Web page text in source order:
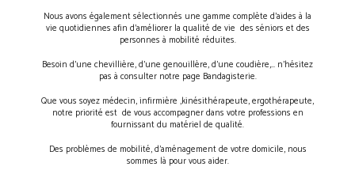
Nous avons également sélectionnés une gamme complète d’aides à la
vie quotidiennes afin d’améliorer la qualité de vie des séniors et des
personnes à mobilité réduites.
Besoin d’une chevillière, d’une genouillère, d’une coudière,… n’hésitez
pas à consulter notre page Bandagisterie.
Que vous soyez médecin, infirmière ,kinésithérapeute, ergothérapeute,
notre priorité est de vous accompagner dans votre professions en
fournissant du matériel de qualité.
Des problèmes de mobilité, d’aménagement de votre domicile, nous
sommes là pour vous aider.